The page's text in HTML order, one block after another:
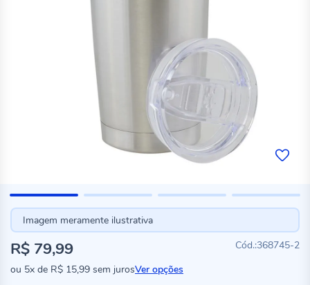
Imagem meramente ilustrativa
368745-2
R$ 79,99
ou 5x de R$ 15,99 sem jurosVer opções